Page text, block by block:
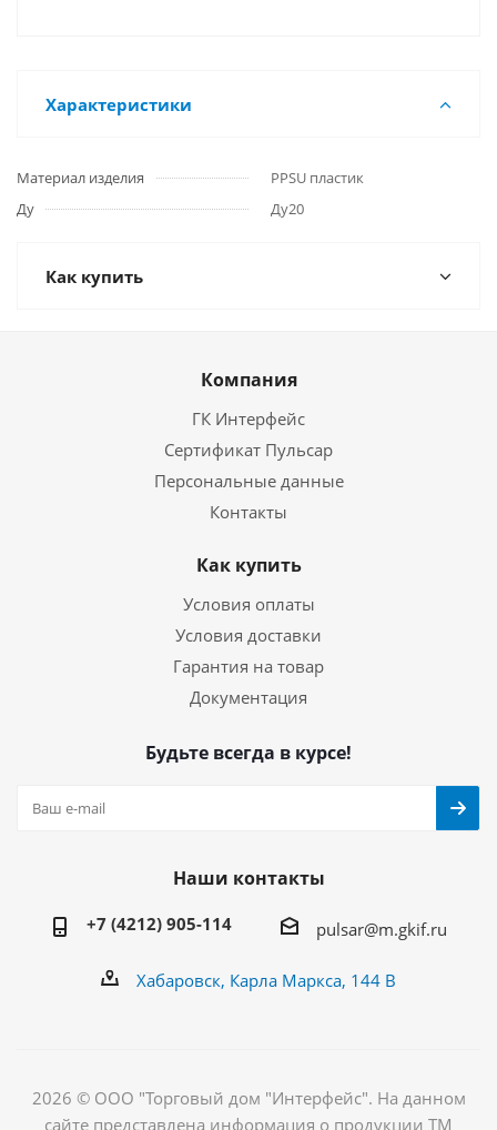
Характеристики
Материал изделия
PPSU пластик
Ду
Ду20
Как купить
Компания
ГК Интерфейс
Сертификат Пульсар
Персональные данные
Контакты
Как купить
Условия оплаты
Условия доставки
Гарантия на товар
Документация
Будьте всегда в курсе!
Наши контакты
+7 (4212) 905-114 pulsar@m.gkif.ru
Хабаровск, Карла Маркса, 144 В
2026 © ООО "Торговый дом "Интерфейс". На данном
сайте представлена информация о продукции ТМ